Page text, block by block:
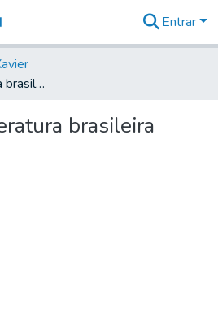
&
Coleções
Tudo na
Digital
Entrar
História da litteratura brasileira
brasileira